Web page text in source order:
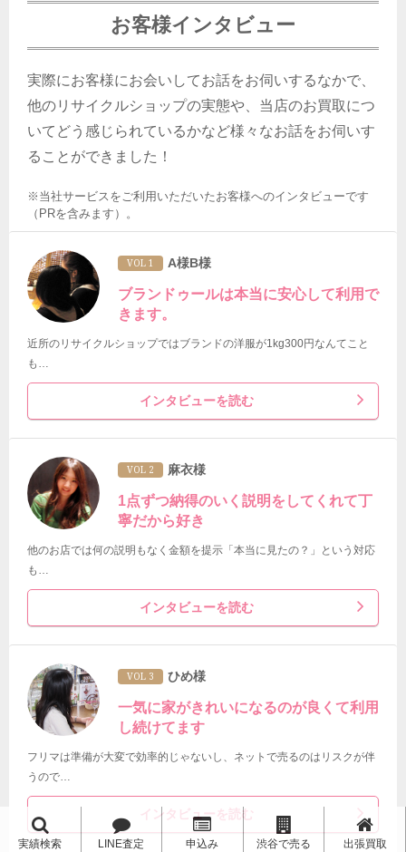
お客様インタビュー
実際にお客様にお会いしてお話をお伺いするなかで、
他のリサイクルショップの実態や、当店のお買取につ
いてどう感じられているかなど様々なお話をお伺いす
ることができました！
※当社サービスをご利用いただいたお客様へのインタビューです
（PRを含みます）。
VOL 1 A様B様
ブランドゥールは本当に安心して利用で
きます。
近所のリサイクルショップではブランドの洋服が1kg300円なんてこと
も…
インタビューを読む
VOL 2 麻衣様
1点ずつ納得のいく説明をしてくれて丁
寧だから好き
他のお店では何の説明もなく金額を提示「本当に見たの？」という対応
も…
インタビューを読む
VOL 3 ひめ様
一気に家がきれいになるのが良くて利用
し続けてます
フリマは準備が大変で効率的じゃないし、ネットで売るのはリスクが伴
うので…
インタビューを読む
実績検索 LINE査定 申込み 渋谷で売る 出張買取